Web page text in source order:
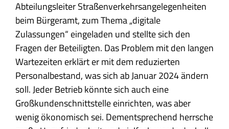
Abteilungsleiter Straßenverkehrsangelegenheiten
beim Bürgeramt, zum Thema „digitale
Zulassungen“ eingeladen und stellte sich den
Fragen der Beteiligten. Das Problem mit den langen
Wartezeiten erklärt er mit dem reduzierten
Personalbestand, was sich ab Januar 2024 ändern
soll. Jeder Betrieb könnte sich auch eine
Großkundenschnittstelle einrichten, was aber
wenig ökonomisch sei. Dementsprechend herrsche